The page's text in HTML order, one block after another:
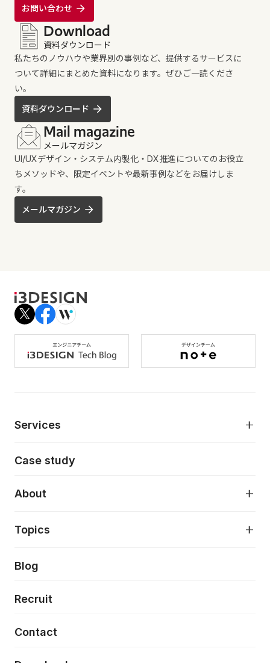
お問い合わせ
Download
資料ダウンロード
私たちのノウハウや業界別の事例など、提供するサービスに
ついて詳細にまとめた資料になります。ぜひご一読くださ
い。
資料ダウンロード
Mail magazine
メールマガジン
UI/UXデザイン・システム内製化・DX推進についてのお役立
ちメソッドや、限定イベントや最新事例などをお届けしま
す。
メールマガジン
Services
AI駆動開発支援
モダナイゼーション
特徴量エンジニアリングと生成AI
デジタルプロダクトデザイン
デザインシステム構築支援
フロントエンド開発
Case study
About
About
当社が目指しているもの
Topics
Press release
News
Event/Seminer
Blog
Recruit
Contact